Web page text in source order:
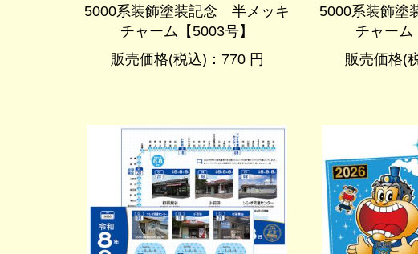
5000系装飾塗装記念 半メッキ
チャーム【5003号】
販売価格(税込)：770 円
5000系装飾
チャーム
販売価格(